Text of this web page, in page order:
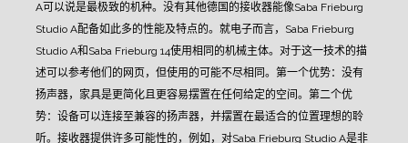
A可以说是最极致的机种。 没有其他德国的接收器能像Saba Frieburg
Studio A配备如此多的性能及特点的。 就电子而言，Saba Frieburg
Studio A和Saba Frieburg 14使用相同的机械主体。对于这一技术的描
述可以参考他们的网页，但使用的可能不尽相同。 第一个优势：没有
扬声器，家具是更简化且更容易摆置在任何给定的空间。 第二个优
势：设备可以连接至兼容的扬声器，并摆置在最适合的位置理想的聆
听。 接收器提供许多可能性的，例如，对Saba Frieburg Studio A是非